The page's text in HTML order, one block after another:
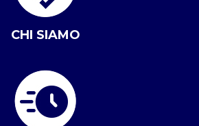
CHI SIAMO